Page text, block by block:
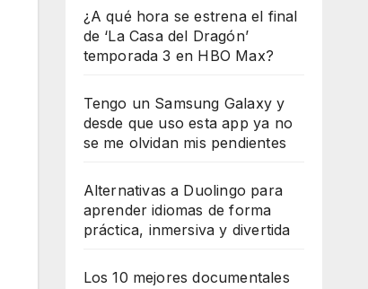
¿A qué hora se estrena el final
de ‘La Casa del Dragón’
temporada 3 en HBO Max?
Tengo un Samsung Galaxy y
desde que uso esta app ya no
se me olvidan mis pendientes
Alternativas a Duolingo para
aprender idiomas de forma
práctica, inmersiva y divertida
Los 10 mejores documentales